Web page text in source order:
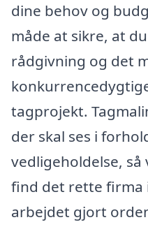
dine behov og
måde at sikre, at
rådgivning og det
tagprojekt.
der skal ses i
vedligeholdelse,
find det rette firma
arbejdet gjort